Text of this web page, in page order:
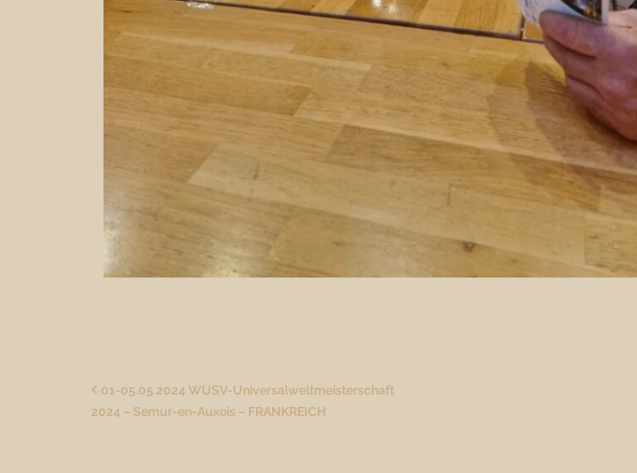
01-05.05.2024 WUSV-Universalweltmeisterschaft
2024 – Semur-en-Auxois – FRANKREICH